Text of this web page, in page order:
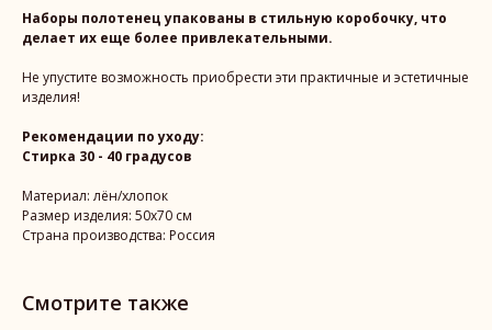
Наборы полотенец упакованы в стильную коробочку, что
делает их еще более привлекательными.
Не упустите возможность приобрести эти практичные и эстетичные
изделия!
Рекомендации по уходу:
Стирка 30 - 40 градусов
Материал: лён/хлопок
Размер изделия: 50х70 см
Страна производства: Россия
Смотрите также